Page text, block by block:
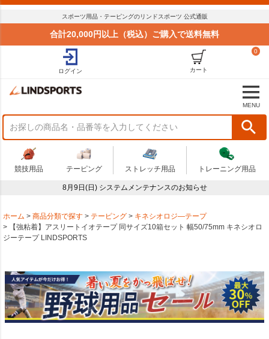
スポーツ用品・テーピングのリンドスポーツ 公式通販
合計20,000円以上（税込）ご購入で送料無料
ログイン
0
カート
MENU
競技用品 テーピング ストレッチ用品 トレーニング用品
8月9日(日) システムメンテナンスのお知らせ
ホーム 商品分類で探す テーピング
キネシオロジ―テープ
【強粘着】アスリートイオテープ 同サイズ10箱セット 幅50/75mm キネシオロ
ジーテープ LINDSPORTS